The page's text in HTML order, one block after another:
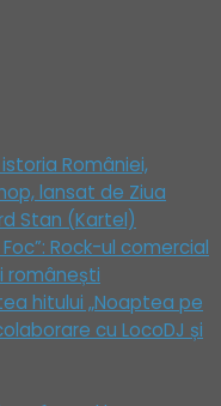
României,
lansat de Ziua
Stan (Kartel)
Rock-ul comercial
românești
hitului „Noaptea pe
cu LocoDJ și